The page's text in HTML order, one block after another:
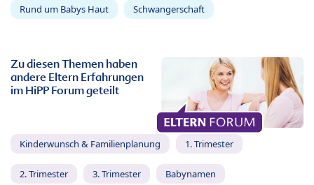
Rund um Babys Haut Schwangerschaft
Zu diesen Themen haben
andere Eltern Erfahrungen
im HiPP Forum geteilt
Kinderwunsch & Familienplanung 1. Trimester
2. Trimester 3. Trimester Babynamen